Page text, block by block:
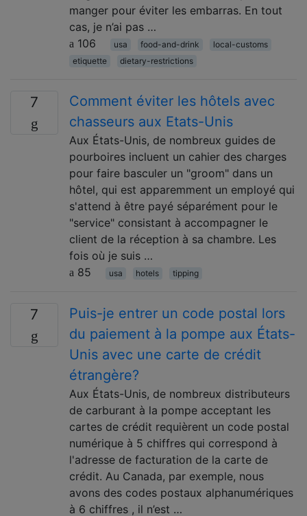
manger pour éviter les embarras. En tout
cas, je n’ai pas …
106
usa food-and-drink
local-customs
etiquette
dietary-restrictions
7
Comment éviter les hôtels avec
chasseurs aux Etats-Unis
Aux États-Unis, de nombreux guides de
pourboires incluent un cahier des charges
pour faire basculer un "groom" dans un
hôtel, qui est apparemment un employé qui
s'attend à être payé séparément pour le
"service" consistant à accompagner le
client de la réception à sa chambre. Les
fois où je suis …
85
usa hotels tipping
7
Puis-je entrer un code postal lors
du paiement à la pompe aux États-
Unis avec une carte de crédit
étrangère?
Aux États-Unis, de nombreux distributeurs
de carburant à la pompe acceptant les
cartes de crédit requièrent un code postal
numérique à 5 chiffres qui correspond à
l'adresse de facturation de la carte de
crédit. Au Canada, par exemple, nous
avons des codes postaux alphanumériques
à 6 chiffres , il n’est …